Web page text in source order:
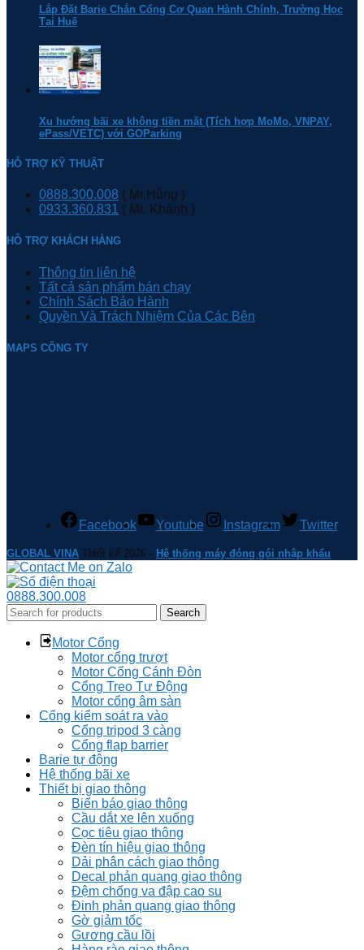
Lắp Đặt Barie Chắn Cổng Cơ Quan Hành Chính, Trường Học
Tại Huế
Xu hướng bãi xe không tiền mặt (Tích hợp MoMo, VNPAY,
ePass/VETC) với GOParking
HỖ TRỢ KỸ THUẬT
0888.300.008 ( Mr.Hùng )
0933.360.831 ( Mr. Khánh )
HỖ TRỢ KHÁCH HÀNG
Thông tin liên hệ
Tất cả sản phẩm bán chạy
Chính Sách Bảo Hành
Quyền Và Trách Nhiệm Của Các Bên
MAPS CÔNG TY
Facebook Youtube Instagram Twitter
GLOBAL VINA Thiết kế 2026 - Hệ thống máy đóng gói nhập khẩu
0888.300.008
Search
Motor Cổng
Motor cổng trượt
Motor Cổng Cánh Đòn
Cổng Treo Tự Động
Motor cổng âm sàn
Cổng kiểm soát ra vào
Cổng tripod 3 càng
Cổng flap barrier
Barie tự động
Hệ thống bãi xe
Thiết bị giao thông
Biển báo giao thông
Cầu dắt xe lên xuống
Cọc tiêu giao thông
Đèn tín hiệu giao thông
Dải phân cách giao thông
Decal phản quang giao thông
Đệm chống va đập cao su
Đinh phản quang giao thông
Gờ giảm tốc
Gương cầu lồi